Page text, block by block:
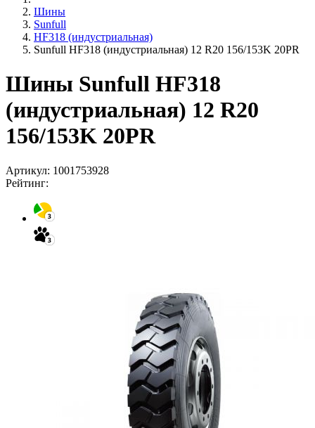
Шины
Sunfull
HF318 (индустриальная)
Sunfull HF318 (индустриальная) 12 R20 156/153K 20PR
Шины Sunfull HF318
(индустриальная) 12 R20
156/153K 20PR
Артикул: 1001753928
Рейтинг: